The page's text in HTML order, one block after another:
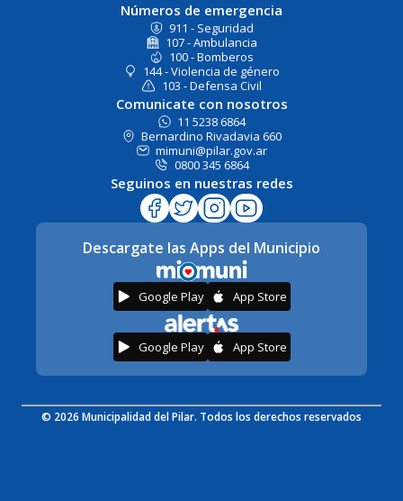
Números de emergencia
911 - Seguridad
107 - Ambulancia
100 - Bomberos
144 - Violencia de género
103 - Defensa Civil
Comunicate con nosotros
11 5238 6864
Bernardino Rivadavia 660
mimuni@pilar.gov.ar
0800 345 6864
Seguinos en nuestras redes
Descargate las Apps del Municipio
Google Play App Store
Google Play App Store
© 2026 Municipalidad del Pilar. Todos los derechos reservados